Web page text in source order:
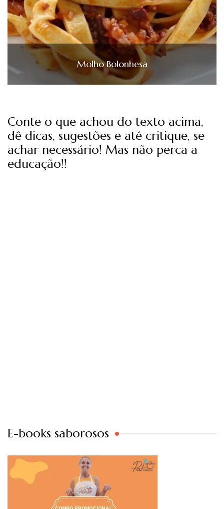
Molho Bolonhesa
Conte o que achou do texto acima,
dê dicas, sugestões e até critique, se
achar necessário! Mas não perca a
educação!!
E-books saborosos